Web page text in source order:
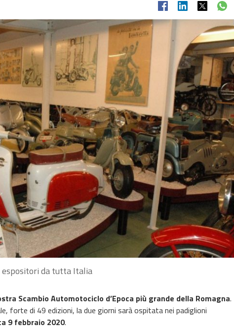
espositori da tutta Italia
Scambio Automotociclo d’Epoca più grande della Romagna.
forte di 49 edizioni, la due giorni sarà ospitata nei padiglioni
9 febbraio 2020.